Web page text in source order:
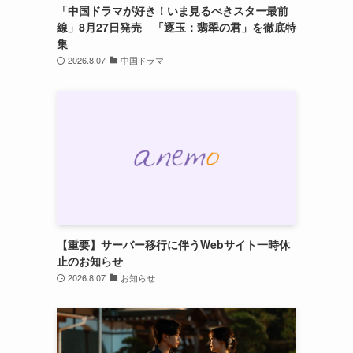
「中国ドラマが好き！いま見るべきスター最前
線」8月27日発売 「逐玉：翡翠の君」を徹底特
集
2026.8.07 中国ドラマ
【重要】サーバー移行に伴うWebサイト一時休
止のお知らせ
2026.8.07 お知らせ